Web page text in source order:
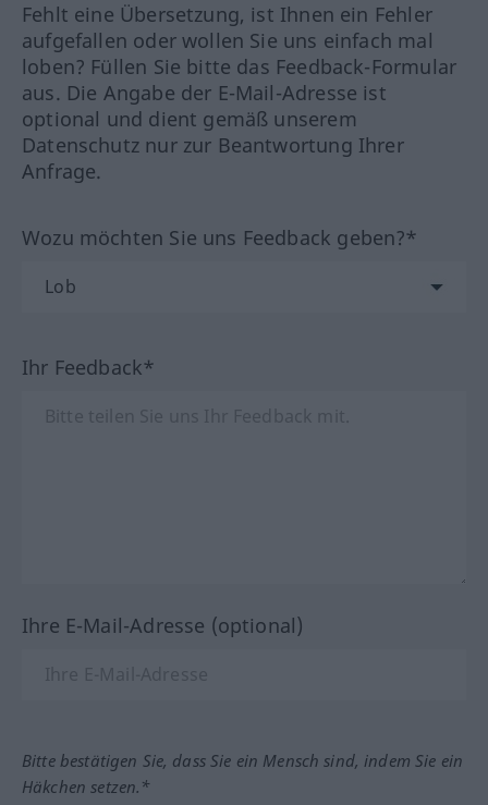
Fehlt eine Übersetzung, ist Ihnen ein Fehler
aufgefallen oder wollen Sie uns einfach mal
loben? Füllen Sie bitte das Feedback-Formular
aus. Die Angabe der E-Mail-Adresse ist
optional und dient gemäß unserem
Datenschutz nur zur Beantwortung Ihrer
Anfrage.
Wozu möchten Sie uns Feedback geben?*
Ihr Feedback*
Ihre E-Mail-Adresse (optional)
Bitte bestätigen Sie, dass Sie ein Mensch sind, indem Sie ein
Häkchen setzen.*